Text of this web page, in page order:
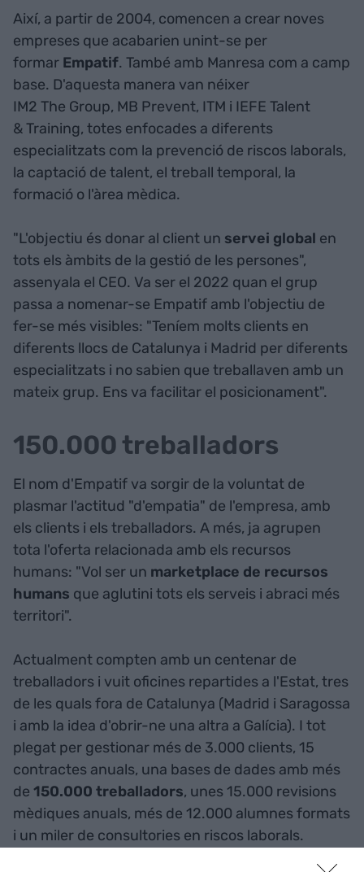
Així, a partir de 2004, comencen a crear noves
empreses que acabarien unint-se per
formar Empatif. També amb Manresa com a camp
base. D'aquesta manera van néixer
IM2 The Group, MB Prevent, ITM i IEFE Talent
& Training, totes enfocades a diferents
especialitzats com la prevenció de riscos laborals,
la captació de talent, el treball temporal, la
formació o l'àrea mèdica.
"L'objectiu és donar al client un servei global en
tots els àmbits de la gestió de les persones",
assenyala el CEO. Va ser el 2022 quan el grup
passa a nomenar-se Empatif amb l'objectiu de
fer-se més visibles: "Teníem molts clients en
diferents llocs de Catalunya i Madrid per diferents
especialitzats i no sabien que treballaven amb un
mateix grup. Ens va facilitar el posicionament".
150.000 treballadors
El nom d'Empatif va sorgir de la voluntat de
plasmar l'actitud "d'empatia" de l'empresa, amb
els clients i els treballadors. A més, ja agrupen
tota l'oferta relacionada amb els recursos
humans: "Vol ser un marketplace de recursos
humans que aglutini tots els serveis i abraci més
territori".
Actualment compten amb un centenar de
treballadors i vuit oficines repartides a l'Estat, tres
de les quals fora de Catalunya (Madrid i Saragossa
i amb la idea d'obrir-ne una altra a Galícia). I tot
plegat per gestionar més de 3.000 clients, 15
contractes anuals, una bases de dades amb més
de 150.000 treballadors, unes 15.000 revisions
mèdiques anuals, més de 12.000 alumnes formats
i un miler de consultories en riscos laborals.